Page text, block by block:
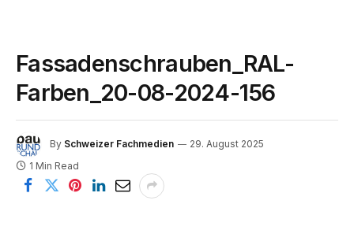
Fassadenschrauben_RAL-
Farben_20-08-2024-156
By Schweizer Fachmedien
29. August 2025
1 Min Read